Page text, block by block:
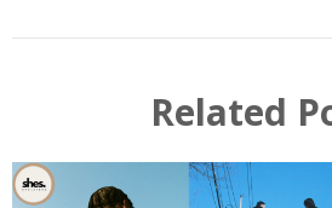
Related